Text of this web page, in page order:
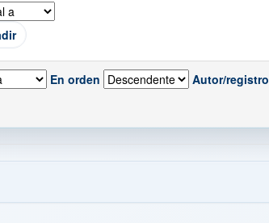
En orden Autor/registro